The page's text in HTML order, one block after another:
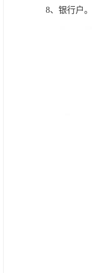
8、银行户。